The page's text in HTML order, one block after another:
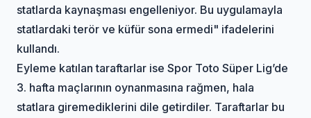
statlarda kaynaşması engelleniyor. Bu uygulamayla
statlardaki terör ve küfür sona ermedi" ifadelerini
kullandı.
Eyleme katılan taraftarlar ise Spor Toto Süper Lig’de
3. hafta maçlarının oynanmasına rağmen, hala
statlara giremediklerini dile getirdiler. Taraftarlar bu